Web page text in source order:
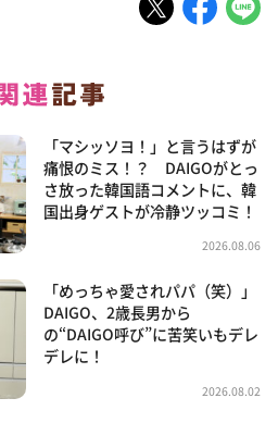
「マシッソヨ！」と言うはずが
痛恨のミス！？ DAIGOがとっ
さ放った韓国語コメントに、韓
国出身ゲストが冷静ツッコミ！
2026.08.06
「めっちゃ愛されパパ（笑）」
DAIGO、2歳長男から
の“DAIGO呼び”に苦笑いもデレ
デレに！
2026.08.02